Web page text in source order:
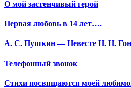
О мой застенчивый герой
Первая любовь в 14 лет….
А. С. Пушкин — Невесте Н. Н.
Телефонный звонок
Стихи посвящаются моей